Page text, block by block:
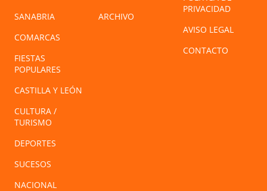
SANABRIA
COMARCAS
FIESTAS
POPULARES
CASTILLA Y LEÓN
CULTURA /
TURISMO
DEPORTES
SUCESOS
NACIONAL
ARCHIVO
PRIVACIDAD
AVISO LEGAL
CONTACTO